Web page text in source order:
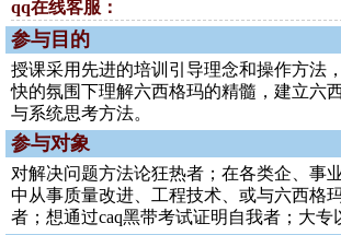
qq在线客服：
参与目的
授课采用先进的培训引导理念和操作方法
快的氛围下理解六西格玛的精髓，建立六
与系统思考方法。
参与对象
对解决问题方法论狂热者；在各类企、事
中从事质量改进、工程技术、或与六西格
者；想通过caq黑带考试证明自我者；大专